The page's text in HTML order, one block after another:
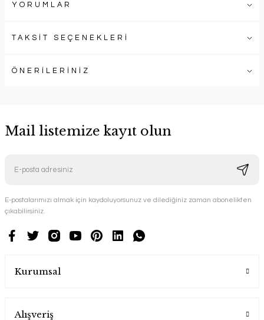
YORUMLAR
TAKSİT SEÇENEKLERİ
ÖNERİLERİNİZ
Mail listemize kayıt olun
E-postalarımızı almak için kaydoluyorsunuz ve dilediğiniz zaman abonelikten
çıkabilirsiniz.
Kurumsal
Alışveriş